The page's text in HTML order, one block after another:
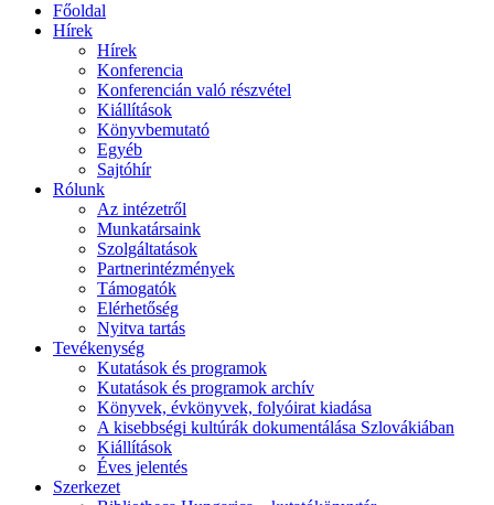
Főoldal
Hírek
Hírek
Konferencia
Konferencián való részvétel
Kiállítások
Könyvbemutató
Egyéb
Sajtóhír
Rólunk
Az intézetről
Munkatársaink
Szolgáltatások
Partnerintézmények
Támogatók
Elérhetőség
Nyitva tartás
Tevékenység
Kutatások és programok
Kutatások és programok archív
Könyvek, évkönyvek, folyóirat kiadása
A kisebbségi kultúrák dokumentálása Szlovákiában
Kiállítások
Éves jelentés
Szerkezet